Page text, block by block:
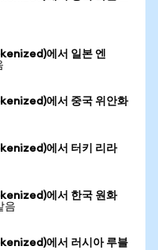
에서 일본 엔
에서 중국 위안화
에서 터키 리라
에서 한국 원화
음
에서 러시아 루블